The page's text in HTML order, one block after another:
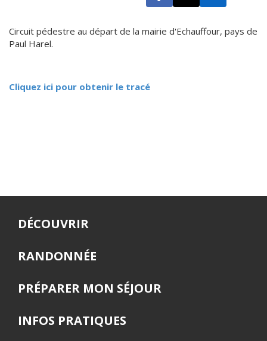
Circuit pédestre au départ de la mairie d'Echauffour, pays de
Paul Harel.
Cliquez ici pour obtenir le tracé
DÉCOUVRIR
RANDONNÉE
PRÉPARER MON SÉJOUR
INFOS PRATIQUES